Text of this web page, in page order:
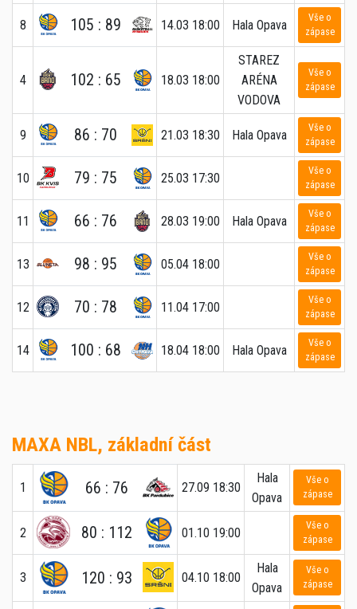
8 105 : 89 14.03 18:00 Hala Opava
Vše o
zápase
4 102 : 65 18.03 18:00
STAREZ
ARÉNA
VODOVA
Vše o
zápase
9 86 : 70 21.03 18:30 Hala Opava
Vše o
zápase
10 79 : 75 25.03 17:30
Vše o
zápase
11 66 : 76 28.03 19:00 Hala Opava
Vše o
zápase
13 98 : 95 05.04 18:00
Vše o
zápase
12 70 : 78 11.04 17:00
Vše o
zápase
14 100 : 68 18.04 18:00 Hala Opava
Vše o
zápase
MAXA NBL, základní část
1 66 : 76 27.09 18:30
Hala
Opava
Vše o
zápase
2 80 : 112 01.10 19:00
Vše o
zápase
3 120 : 93 04.10 18:00
Hala
Opava
Vše o
zápase